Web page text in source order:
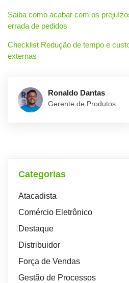
Saiba como acabar com os
errada de pedidos
Checklist Redução de tempo e
externas
Ronaldo Dantas
Gerente de Produtos
Categorias
Atacadista
Comércio Eletrônico
Destaque
Distribuidor
Força de Vendas
Gestão de Processos